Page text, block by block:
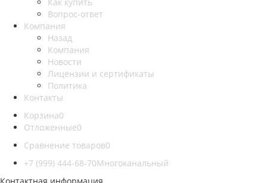
Вопрос-ответ
Компания
Назад
Компания
Новости
Лицензии и сертификаты
Политика
Контакты
Корзина0
Отложенные0
Сравнение товаров0
+7 (999) 444-68-70Многоканальный
Контактная информация